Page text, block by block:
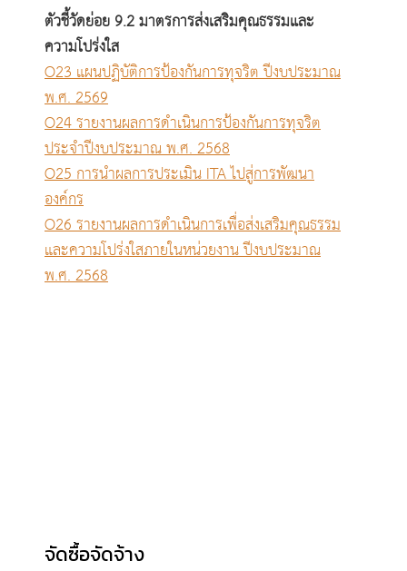
ตัวชี้วัดย่อย 9.2 มาตรการส่งเสริมคุณธรรมและ
ความโปร่งใส
O23 แผนปฏิบัติการป้องกันการทุจริต ปีงบประมาณ
พ.ศ. 2569
O24 รายงานผลการดำเนินการป้องกันการทุจริต
ประจำปีงบประมาณ พ.ศ. 2568
O25 การนำผลการประเมิน ITA ไปสู่การพัฒนา
องค์กร
O26 รายงานผลการดำเนินการเพื่อส่งเสริมคุณธรรม
และความโปร่งใสภายในหน่วยงาน ปีงบประมาณ
พ.ศ. 2568
จัดซื้อจัดจ้าง